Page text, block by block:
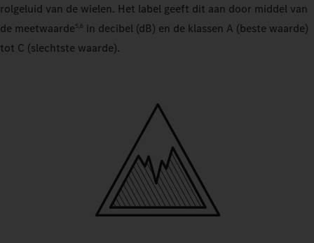
rolgeluid van de wielen. Het label geeft dit aan door middel van
de meetwaarde5,6 in decibel (dB) en de klassen A (beste waarde)
tot C (slechtste waarde).